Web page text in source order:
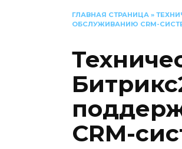
ГЛАВНАЯ СТРАНИЦА »
ОБСЛУЖИВАНИЮ CRM-
CRM-